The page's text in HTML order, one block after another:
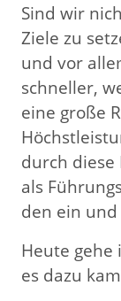
Sind wir
Ziele zu
und vor
schneller,
eine große
durch diese
als
den ein
Heute gehe
es dazu